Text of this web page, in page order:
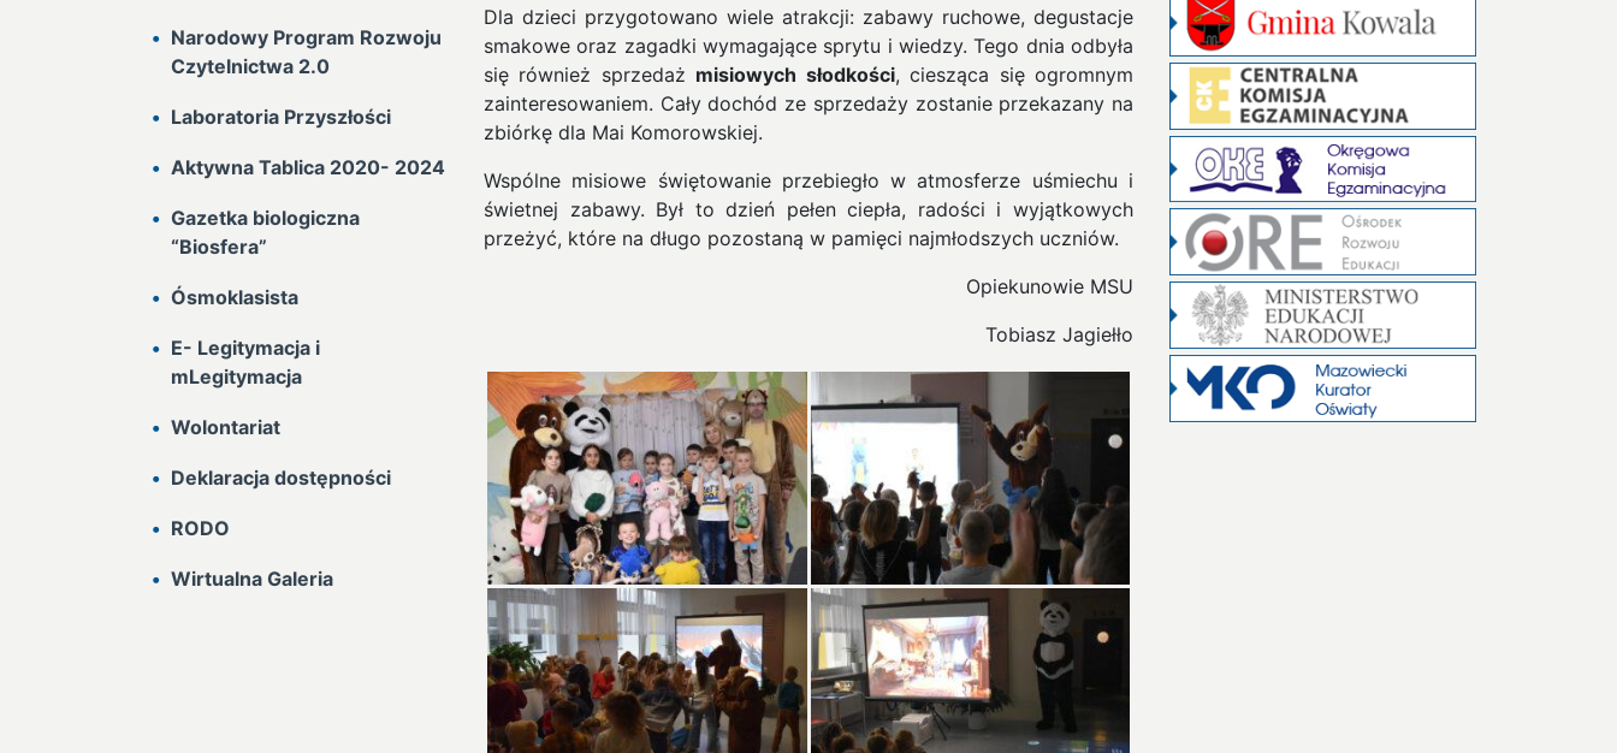
Narodowy Program Rozwoju
Czytelnictwa 2.0
Laboratoria Przyszłości
Aktywna Tablica 2020- 2024
Gazetka biologiczna
“Biosfera”
Ósmoklasista
E- Legitymacja i
mLegitymacja
Wolontariat
Deklaracja dostępności
RODO
Wirtualna Galeria
Dla dzieci przygotowano wiele atrakcji: zabawy ruchowe, degustacje
smakowe oraz zagadki wymagające sprytu i wiedzy. Tego dnia odbyła
się również sprzedaż misiowych słodkości, ciesząca się ogromnym
zainteresowaniem. Cały dochód ze sprzedaży zostanie przekazany na
zbiórkę dla Mai Komorowskiej.
Wspólne misiowe świętowanie przebiegło w atmosferze uśmiechu i
świetnej zabawy. Był to dzień pełen ciepła, radości i wyjątkowych
przeżyć, które na długo pozostaną w pamięci najmłodszych uczniów.
Opiekunowie MSU
Tobiasz Jagiełło